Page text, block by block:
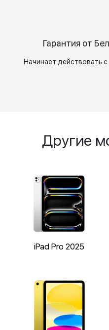
Гарантия от
Начинает действовать
Другие
iPad Pro 2025